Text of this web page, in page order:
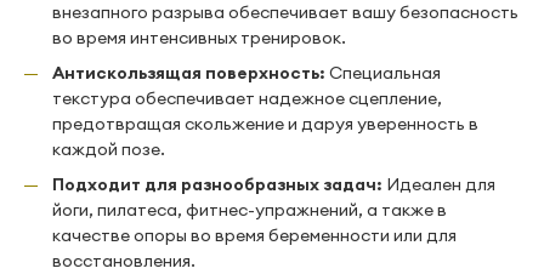
внезапного разрыва обеспечивает вашу безопасность
во время интенсивных тренировок.
Антискользящая поверхность: Специальная
текстура обеспечивает надежное сцепление,
предотвращая скольжение и даруя уверенность в
каждой позе.
Подходит для разнообразных задач: Идеален для
йоги, пилатеса, фитнес-упражнений, а также в
качестве опоры во время беременности или для
восстановления.